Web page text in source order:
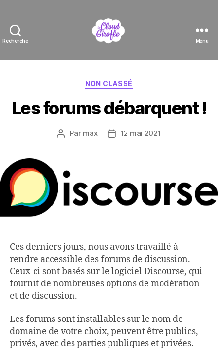
Recherche
Cloud
Menu
Catégories
NON CLASSÉ
Les forums débarquent !
Auteur
Par max
Date12 mai 2021
Ces derniers jours, nous avons travaillé à
rendre accessible des forums de discussion.
Ceux-ci sont basés sur le logiciel Discourse, qui
fournit de nombreuses options de modération
et de discussion.
Les forums sont installables sur le nom de
domaine de votre choix, peuvent être publics,
privés, avec des parties publiques et privées.